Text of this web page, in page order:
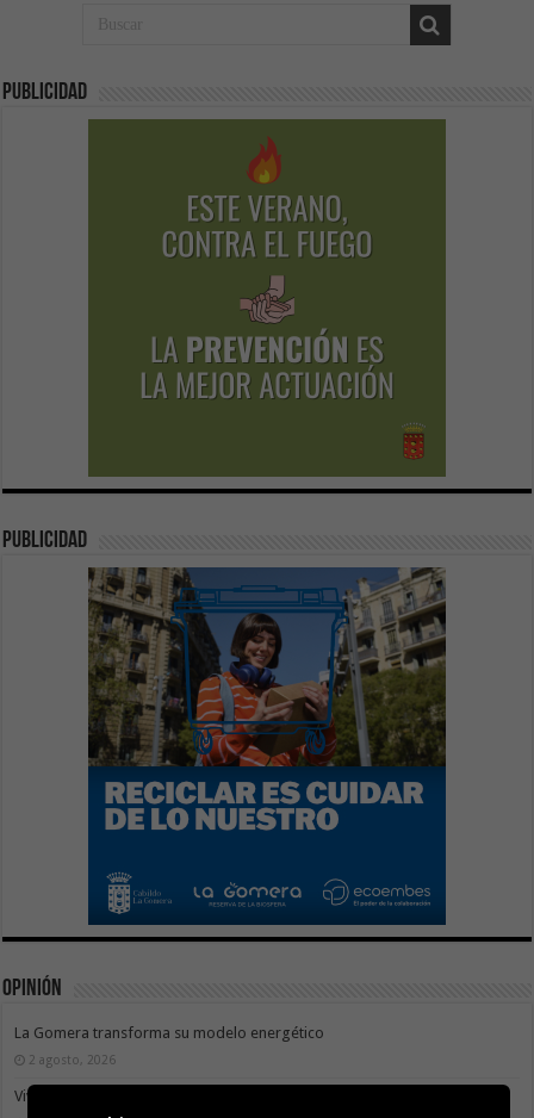
Publicidad
publicidad
Opinión
La Gomera transforma su modelo energético
2 agosto, 2026
Vivir donde se estudia: una cuestión de igualdad entre islas